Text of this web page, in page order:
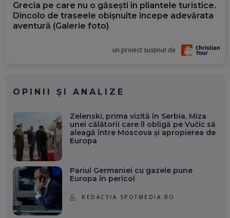
Grecia pe care nu o găsești în pliantele turistice.
Dincolo de traseele obișnuite începe adevărata
aventură (Galerie foto)
un proiect susținut de
OPINII ȘI ANALIZE
Zelenski, prima vizită în Serbia. Miza
unei călătorii care îl obligă pe Vučić să
aleagă între Moscova și apropierea de
Europa
Pariul Germaniei cu gazele pune
Europa în pericol
REDACȚIA SPOTMEDIA.RO